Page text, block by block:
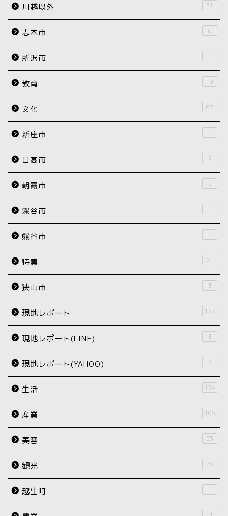
川越以外 51
志木市 6
所沢市 1
教育 19
文化 62
新座市 1
日高市 2
朝霞市 2
深谷市 1
熊谷市 1
特集 24
狭山市 3
現地レポート 127
現地レポート(LINE) 3
現地レポート(YAHOO) 3
生活 154
産業 106
美容 35
観光 78
越生町 1